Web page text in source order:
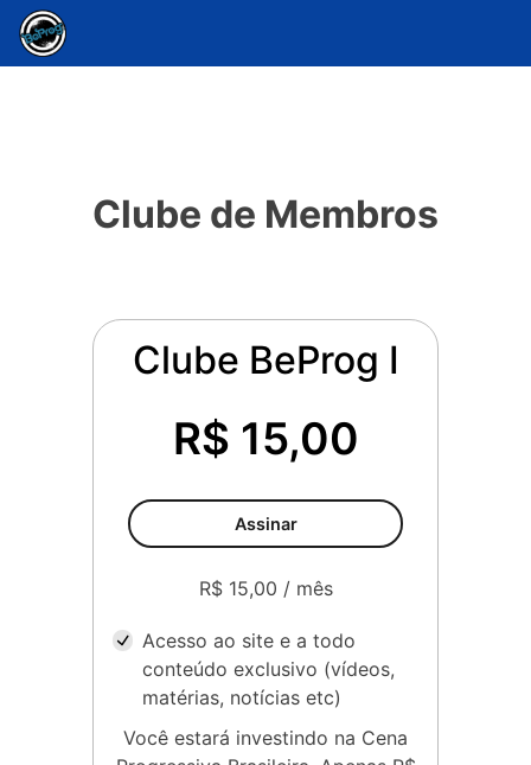
Clube de Membros
Clube BeProg I
R$ 15,00
Assinar
R$ 15,00 / mês
Acesso ao site e a todo
conteúdo exclusivo (vídeos,
matérias, notícias etc)
Você estará investindo na Cena